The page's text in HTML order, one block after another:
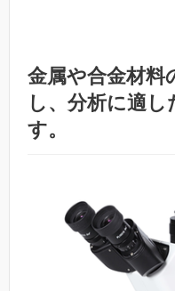
金属や合金材料
し、分析に適
す。